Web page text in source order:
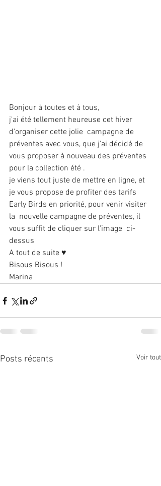
Bonjour à toutes et à tous,
j'ai été tellement heureuse cet hiver
d'organiser cette jolie  campagne de
préventes avec vous, que j'ai décidé de
vous proposer à nouveau des préventes
pour la collection été .
je viens tout juste de mettre en ligne, et
je vous propose de profiter des tarifs
Early Birds en priorité, pour venir visiter
la  nouvelle campagne de préventes, il
vous suffit de cliquer sur l'image  ci-
dessus
A tout de suite ♥
Bisous Bisous !
Marina
Posts récents Voir tout